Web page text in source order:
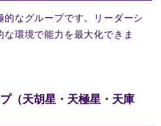
的なグループです。リーダーシ
な環境で能力を最大化できま
（天胡星・天極星・天庫